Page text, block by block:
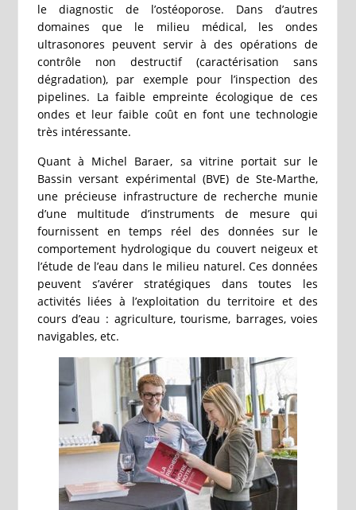
le diagnostic de l’ostéoporose. Dans d’autres
domaines que le milieu médical, les ondes
ultrasonores peuvent servir à des opérations de
contrôle non destructif (caractérisation sans
dégradation), par exemple pour l’inspection des
pipelines. La faible empreinte écologique de ces
ondes et leur faible coût en font une technologie
très intéressante.
Quant à Michel Baraer, sa vitrine portait sur le
Bassin versant expérimental (BVE) de Ste-Marthe,
une précieuse infrastructure de recherche munie
d’une multitude d’instruments de mesure qui
fournissent en temps réel des données sur le
comportement hydrologique du couvert neigeux et
l’étude de l’eau dans le milieu naturel. Ces données
peuvent s’avérer stratégiques dans toutes les
activités liées à l’exploitation du territoire et des
cours d’eau : agriculture, tourisme, barrages, voies
navigables, etc.